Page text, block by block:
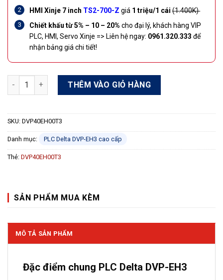
HMI Xinje 7 inch TS2-700-Z giá 1 triệu/1 cái(1.400K)
Chiết khấu từ 5% – 10 – 20% cho đại lý, khách hàng VIP
PLC, HMI, Servo Xinje => Liên hệ ngay: 0961.320.333 để
nhận bảng giá chi tiết!
PLC Delta DVP40EH00T3 20 In/20 Out Transistor 220VAC số
THÊM VÀO GIỎ HÀNG
SKU: DVP40EH00T3
Danh mục: PLC Delta DVP-EH3 cao cấp
Thẻ: DVP40EH00T3
SẢN PHẨM MUA KÈM
MÔ TẢ SẢN PHẨM
Đặc điểm chung PLC Delta DVP-EH3